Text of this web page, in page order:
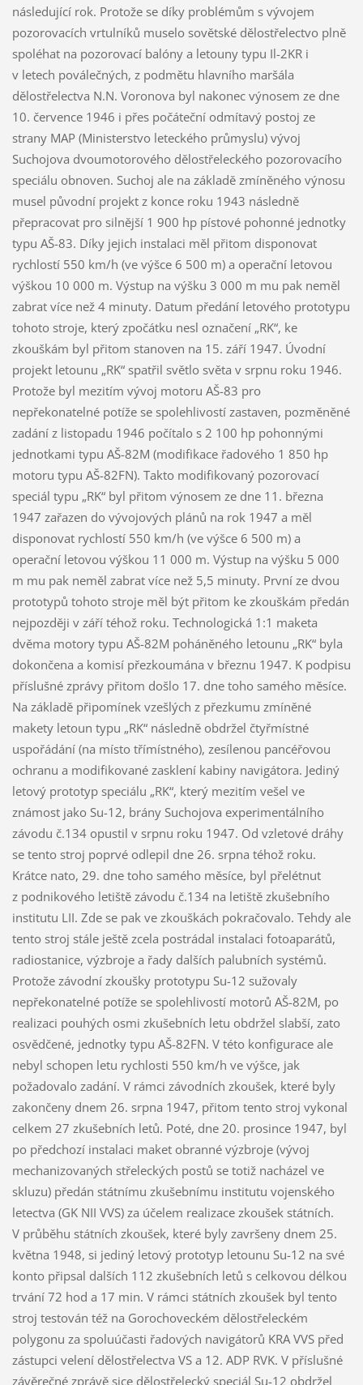
následující rok. Protože se díky problémům s vývojem
pozorovacích vrtulníků muselo sovětské dělostřelectvo plně
spoléhat na pozorovací balóny a letouny typu Il-2KR i
v letech poválečných, z podmětu hlavního maršála
dělostřelectva N.N. Voronova byl nakonec výnosem ze dne
10. července 1946 i přes počáteční odmítavý postoj ze
strany MAP (Ministerstvo leteckého průmyslu) vývoj
Suchojova dvoumotorového dělostřeleckého pozorovacího
speciálu obnoven. Suchoj ale na základě zmíněného výnosu
musel původní projekt z konce roku 1943 následně
přepracovat pro silnější 1 900 hp pístové pohonné jednotky
typu AŠ-83. Díky jejich instalaci měl přitom disponovat
rychlostí 550 km/h (ve výšce 6 500 m) a operační letovou
výškou 10 000 m. Výstup na výšku 3 000 m mu pak neměl
zabrat více než 4 minuty. Datum předání letového prototypu
tohoto stroje, který zpočátku nesl označení „RK“, ke
zkouškám byl přitom stanoven na 15. září 1947. Úvodní
projekt letounu „RK“ spatřil světlo světa v srpnu roku 1946.
Protože byl mezitím vývoj motoru AŠ-83 pro
nepřekonatelné potíže se spolehlivostí zastaven, pozměněné
zadání z listopadu 1946 počítalo s 2 100 hp pohonnými
jednotkami typu AŠ-82M (modifikace řadového 1 850 hp
motoru typu AŠ-82FN). Takto modifikovaný pozorovací
speciál typu „RK“ byl přitom výnosem ze dne 11. března
1947 zařazen do vývojových plánů na rok 1947 a měl
disponovat rychlostí 550 km/h (ve výšce 6 500 m) a
operační letovou výškou 11 000 m. Výstup na výšku 5 000
m mu pak neměl zabrat více než 5,5 minuty. První ze dvou
prototypů tohoto stroje měl být přitom ke zkouškám předán
nejpozději v září téhož roku. Technologická 1:1 maketa
dvěma motory typu AŠ-82M poháněného letounu „RK“ byla
dokončena a komisí přezkoumána v březnu 1947. K podpisu
příslušné zprávy přitom došlo 17. dne toho samého měsíce.
Na základě připomínek vzešlých z přezkumu zmíněné
makety letoun typu „RK“ následně obdržel čtyřmístné
uspořádání (na místo třímístného), zesílenou pancéřovou
ochranu a modifikované zasklení kabiny navigátora. Jediný
letový prototyp speciálu „RK“, který mezitím vešel ve
známost jako Su-12, brány Suchojova experimentálního
závodu č.134 opustil v srpnu roku 1947. Od vzletové dráhy
se tento stroj poprvé odlepil dne 26. srpna téhož roku.
Krátce nato, 29. dne toho samého měsíce, byl přelétnut
z podnikového letiště závodu č.134 na letiště zkušebního
institutu LII. Zde se pak ve zkouškách pokračovalo. Tehdy ale
tento stroj stále ještě zcela postrádal instalaci fotoaparátů,
radiostanice, výzbroje a řady dalších palubních systémů.
Protože závodní zkoušky prototypu Su-12 sužovaly
nepřekonatelné potíže se spolehlivostí motorů AŠ-82M, po
realizaci pouhých osmi zkušebních letu obdržel slabší, zato
osvědčené, jednotky typu AŠ-82FN. V této konfigurace ale
nebyl schopen letu rychlosti 550 km/h ve výšce, jak
požadovalo zadání. V rámci závodních zkoušek, které byly
zakončeny dnem 26. srpna 1947, přitom tento stroj vykonal
celkem 27 zkušebních letů. Poté, dne 20. prosince 1947, byl
po předchozí instalaci maket obranné výzbroje (vývoj
mechanizovaných střeleckých postů se totiž nacházel ve
skluzu) předán státnímu zkušebnímu institutu vojenského
letectva (GK NII VVS) za účelem realizace zkoušek státních.
V průběhu státních zkoušek, které byly završeny dnem 25.
května 1948, si jediný letový prototyp letounu Su-12 na své
konto připsal dalších 112 zkušebních letů s celkovou délkou
trvání 72 hod a 17 min. V rámci státních zkoušek byl tento
stroj testován též na Gorochoveckém dělostřeleckém
polygonu za spoluúčasti řadových navigátorů KRA VVS před
zástupci velení dělostřelectva VS a 12. ADP RVK. V příslušné
závěrečné zprávě sice dělostřelecký speciál Su-12 obdržel